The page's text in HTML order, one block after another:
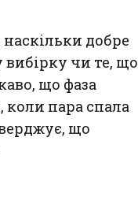
добре
чи те, що
що фаза
пара спала
що